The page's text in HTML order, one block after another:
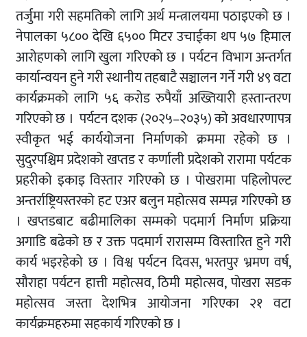
तर्जुमा गरी सहमतिको लागि अर्थ मन्त्रालयमा पठाइएको छ ।
नेपालका ५८०० देखि ६५०० मिटर उचाईका थप ५७ हिमाल
आरोहणको लागि खुला गरिएको छ । पर्यटन विभाग अन्तर्गत
कार्यान्वयन हुने गरी स्थानीय तहबाटै सञ्चालन गर्ने गरी ४९ वटा
कार्यक्रमको लागि ५६ करोड रुपैयाँ अख्तियारी हस्तान्तरण
गरिएको छ । पर्यटन दशक (२०२५–२०३५) को अवधारणापत्र
स्वीकृत भई कार्ययोजना निर्माणको क्रममा रहेको छ ।
सुदुरपश्चिम प्रदेशको खप्तड र कर्णाली प्रदेशको रारामा पर्यटक
प्रहरीको इकाइ विस्तार गरिएको छ । पोखरामा पहिलोपल्ट
अन्तर्राष्ट्रियस्तरको हट एअर बलुन महोत्सव सम्पन्न गरिएको छ
। खप्तडबाट बढीमालिका सम्मको पदमार्ग निर्माण प्रक्रिया
अगाडि बढेको छ र उक्त पदमार्ग रारासम्म विस्तारित हुने गरी
कार्य भइरहेको छ । विश्व पर्यटन दिवस, भरतपुर भ्रमण वर्ष,
सौराहा पर्यटन हात्ती महोत्सव, ठिमी महोत्सव, पोखरा सडक
महोत्सव जस्ता देशभित्र आयोजना गरिएका २१ वटा
कार्यक्रमहरुमा सहकार्य गरिएको छ ।